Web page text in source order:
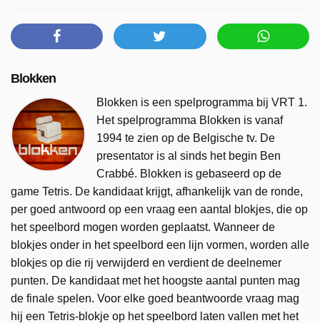
Blokken
Blokken is een spelprogramma bij VRT 1.
Het spelprogramma Blokken is vanaf
1994 te zien op de Belgische tv. De
presentator is al sinds het begin Ben
Crabbé. Blokken is gebaseerd op de
game Tetris. De kandidaat krijgt, afhankelijk van de ronde,
per goed antwoord op een vraag een aantal blokjes, die op
het speelbord mogen worden geplaatst. Wanneer de
blokjes onder in het speelbord een lijn vormen, worden alle
blokjes op die rij verwijderd en verdient de deelnemer
punten. De kandidaat met het hoogste aantal punten mag
de finale spelen. Voor elke goed beantwoorde vraag mag
hij een Tetris-blokje op het speelbord laten vallen met het